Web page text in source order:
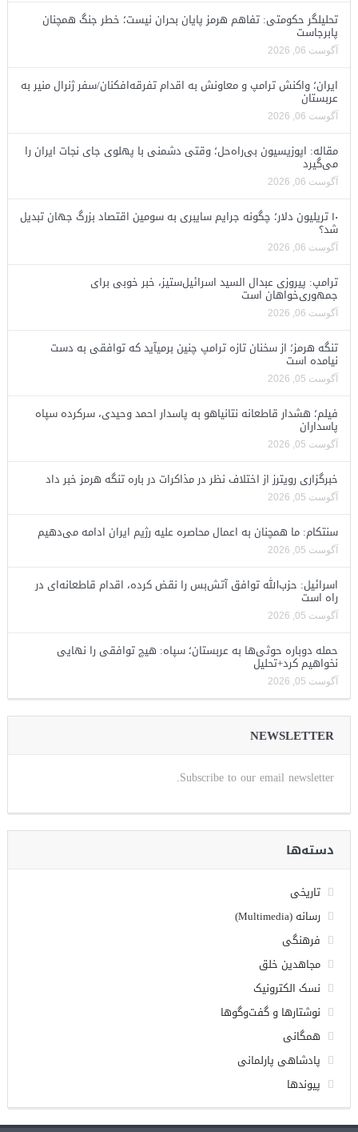
تحلیلگر حکومتی: تفاهم هرمز پایان بحران نیست؛ خطر جنگ همچنان
پابرجاست
آگوست 06, 2026
ایران؛ واکنش ترامپ و معاونش به اقدام تفرقه‌افکنان/سفر ژنرال منیر به
عربستان
آگوست 06, 2026
مقاله: اپوزیسیون بی‌راه‌حل؛ وقتی دشمنی با پهلوی جای نجات ایران را
می‌گیرد
آگوست 06, 2026
۱۰ تریلیون دلار؛ چگونه جرایم سایبری به سومین اقتصاد بزرگ جهان تبدیل
شد؟
آگوست 06, 2026
ترامپ: پیروزی عبدال السید اسرائیل‌ستیز، خبر خوبی برای
جمهوری‌خواهان است
آگوست 06, 2026
تنگه هرمز؛ از سخنان تازه ترامپ چنین برمیآید که توافقی به دست
نیامده است
آگوست 05, 2026
فیلم؛ هشدار قاطعانه نتانیاهو به پاسدار احمد وحیدی، سرکرده سپاه
پاسداران
آگوست 05, 2026
خبرگزاری رویترز از اختلاف نظر در مذاکرات در باره تنگه هرمز خبر داد
آگوست 05, 2026
سنتکام: ما همچنان به اعمال محاصره علیه رژیم ایران ادامه می‌دهیم
آگوست 05, 2026
اسرائیل: حزب‌الله توافق آتش‌بس را نقض کرده، اقدام قاطعانه‌ای در
راه است
آگوست 05, 2026
حمله دوباره حوثی‌ها به عربستان؛ سپاه: هیچ توافقی را نهایی
نخواهیم کرد+تحلیل
آگوست 05, 2026
NEWSLETTER
Subscribe to our email newsletter.
دسته‌ها
تاریخی
رسانه (Multimedia)
فرهنگی
مجاهدین خلق
نسک الکترونیک
نوشتارها و گفت‌وگوها
همگانی
پادشاهی پارلمانی
پیوندها